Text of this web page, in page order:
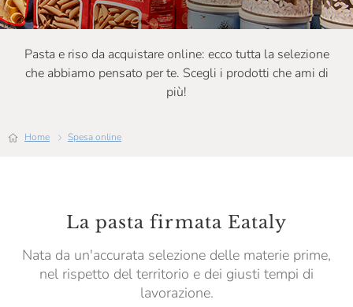
Pasta e riso da acquistare online: ecco tutta la selezione
che abbiamo pensato per te. Scegli i prodotti che ami di
più!
Home Spesa online
La pasta firmata Eataly
Nata da un'accurata selezione delle materie prime,
nel rispetto del territorio e dei giusti tempi di
lavorazione.